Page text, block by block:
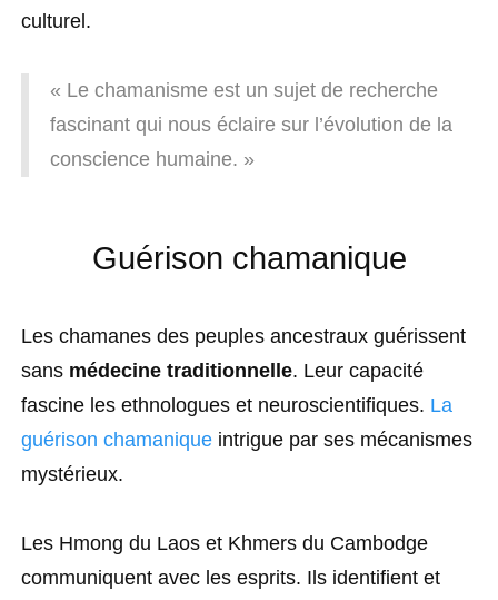
culturel.
« Le chamanisme est un sujet de recherche
fascinant qui nous éclaire sur l’évolution de la
conscience humaine. »
Guérison chamanique
Les chamanes des peuples ancestraux guérissent
sans médecine traditionnelle. Leur capacité
fascine les ethnologues et neuroscientifiques. La
guérison chamanique intrigue par ses mécanismes
mystérieux.
Les Hmong du Laos et Khmers du Cambodge
communiquent avec les esprits. Ils identifient et